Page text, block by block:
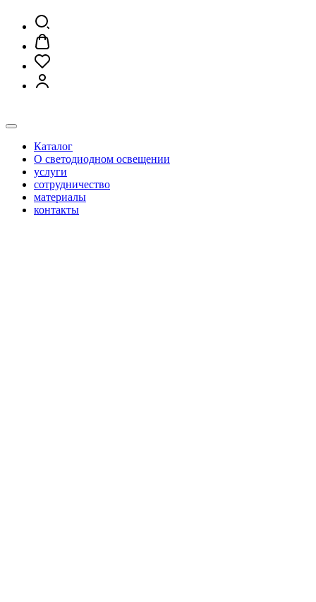
Каталог
О светодиодном освещении
услуги
сотрудничество
материалы
контакты